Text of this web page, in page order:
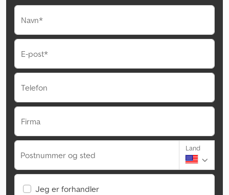
Navn*
E-post*
Telefon
Firma
Postnummer og sted
Land
Jeg er forhandler